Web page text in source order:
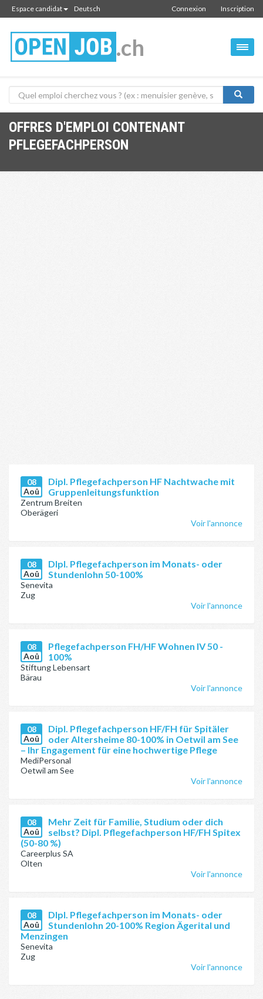
Espace candidat Deutsch Inscription
Connexion
.ch
OFFRES D'EMPLOI CONTENANT
PFLEGEFACHPERSON
08
Aoû
Dipl. Pflegefachperson HF Nachtwache mit
Gruppenleitungsfunktion
Zentrum Breiten
Oberägeri
Voir l'annonce
08
Aoû
DIpl. Pflegefachperson im Monats- oder
Stundenlohn 50-100%
Senevita
Zug
Voir l'annonce
08
Aoû
Pflegefachperson FH/HF Wohnen IV 50 -
100%
Stiftung Lebensart
Bärau
Voir l'annonce
08
Aoû
Dipl. Pflegefachperson HF/FH für Spitäler
oder Altersheime 80-100% in Oetwil am See
– Ihr Engagement für eine hochwertige Pflege
MediPersonal
Oetwil am See
Voir l'annonce
08
Aoû
Mehr Zeit für Familie, Studium oder dich
selbst? Dipl. Pflegefachperson HF/FH Spitex
(50-80 %)
Careerplus SA
Olten
Voir l'annonce
08
Aoû
DIpl. Pflegefachperson im Monats- oder
Stundenlohn 20-100% Region Ägerital und
Menzingen
Senevita
Zug
Voir l'annonce